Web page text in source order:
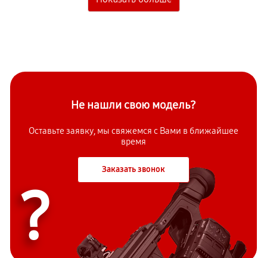
Не нашли свою модель?
Оставьте заявку, мы свяжемся с Вами в ближайшее
время
Заказать звонок
?